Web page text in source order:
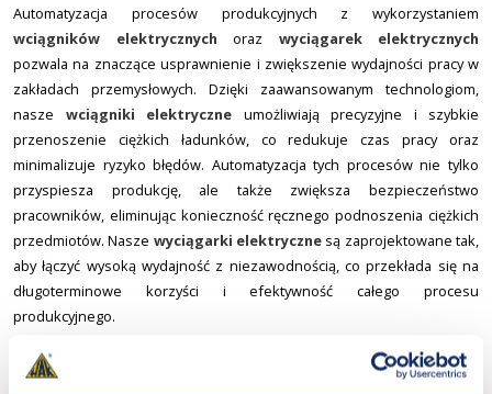
Automatyzacja procesów produkcyjnych z wykorzystaniem
wciągników elektrycznych oraz wyciągarek elektrycznych
pozwala na znaczące usprawnienie i zwiększenie wydajności pracy w
zakładach przemysłowych. Dzięki zaawansowanym technologiom,
nasze wciągniki elektryczne umożliwiają precyzyjne i szybkie
przenoszenie ciężkich ładunków, co redukuje czas pracy oraz
minimalizuje ryzyko błędów. Automatyzacja tych procesów nie tylko
przyspiesza produkcję, ale także zwiększa bezpieczeństwo
pracowników, eliminując konieczność ręcznego podnoszenia ciężkich
przedmiotów. Nasze wyciągarki elektryczne są zaprojektowane tak,
aby łączyć wysoką wydajność z niezawodnością, co przekłada się na
długoterminowe korzyści i efektywność całego procesu
produkcyjnego.
Dodatkowo, integracja wciągników elektrycznychz systemami
zarządzania produkcją umożliwia pełną kontrolę nad procesami, co